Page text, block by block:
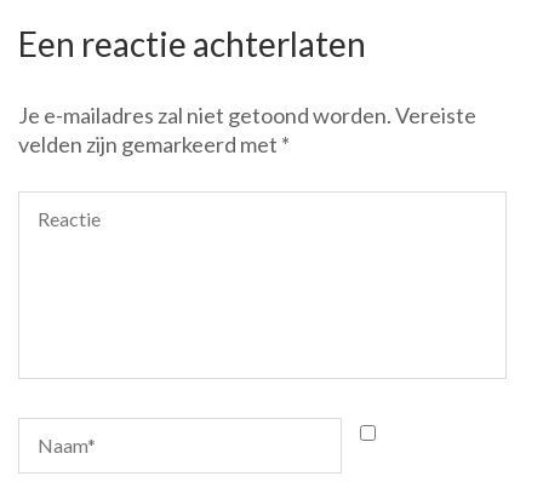
Een reactie achterlaten
Je e-mailadres zal niet getoond worden.Vereiste
velden zijn gemarkeerd met *